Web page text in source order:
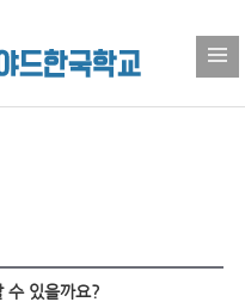
수 있을까요?